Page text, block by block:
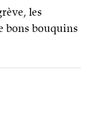
les
bons bouquins